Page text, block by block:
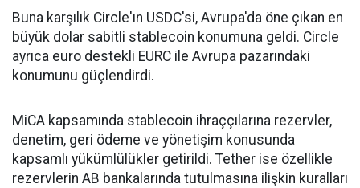
Buna karşılık Circle'ın USDC'si, Avrupa'da öne çıkan en
büyük dolar sabitli stablecoin konumuna geldi. Circle
ayrıca euro destekli EURC ile Avrupa pazarındaki
konumunu güçlendirdi.
MiCA kapsamında stablecoin ihraççılarına rezervler,
denetim, geri ödeme ve yönetişim konusunda
kapsamlı yükümlülükler getirildi. Tether ise özellikle
rezervlerin AB bankalarında tutulmasına ilişkin kuralları